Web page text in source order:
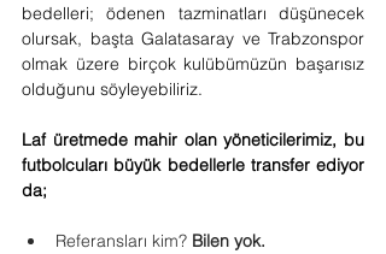
bedelleri; ödenen tazminatları düşünecek
olursak, başta Galatasaray ve Trabzonspor
olmak üzere birçok kulübümüzün başarısız
olduğunu söyleyebiliriz.
Laf üretmede mahir olan yöneticilerimiz, bu
futbolcuları büyük bedellerle transfer ediyor
da;
Referansları kim? Bilen yok.